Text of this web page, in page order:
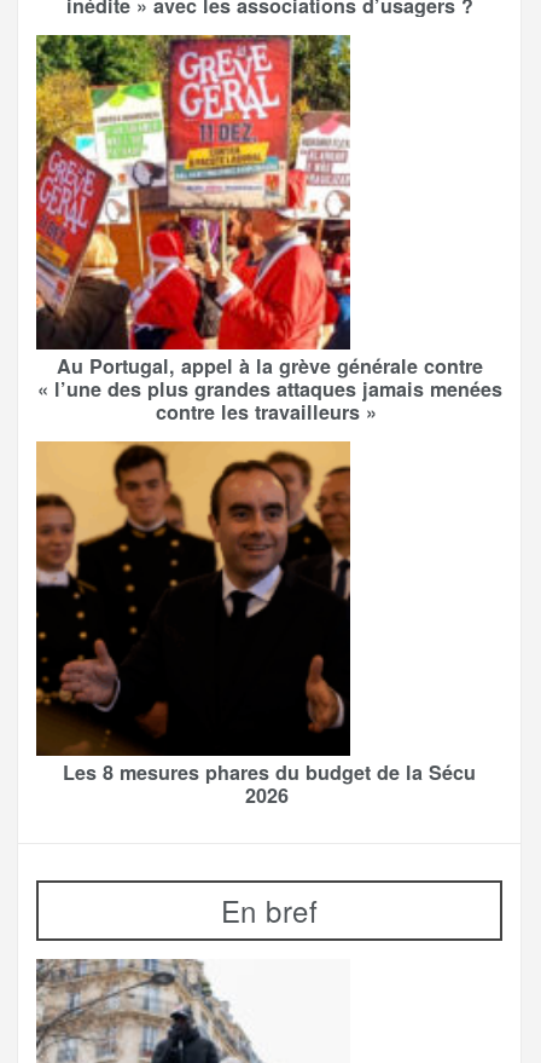
inédite » avec les associations d’usagers ?
Au Portugal, appel à la grève générale contre
« l’une des plus grandes attaques jamais menées
contre les travailleurs »
Les 8 mesures phares du budget de la Sécu
2026
En bref